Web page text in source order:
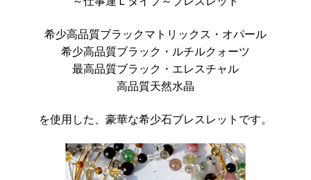
希少高品質ブラックマトリックス・オパール
希少高品質ブラック・ルチルクォーツ
最高品質ブラック・エレスチャル
高品質天然水晶
を使用した、豪華な希少石ブレスレットです。